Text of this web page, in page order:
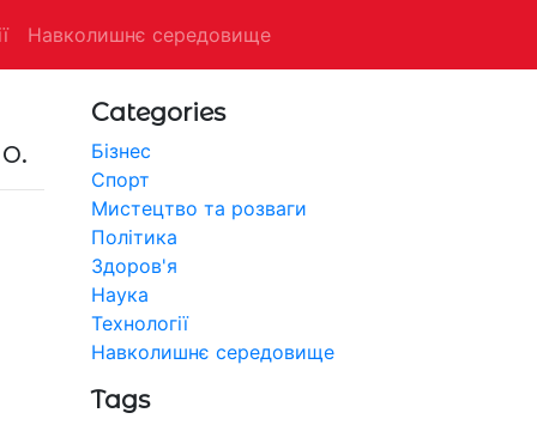
Навколишнє середовище
Categories
Бізнес
Спорт
Мистецтво та розваги
Політика
Здоров'я
Наука
Технології
Навколишнє середовище
Tags